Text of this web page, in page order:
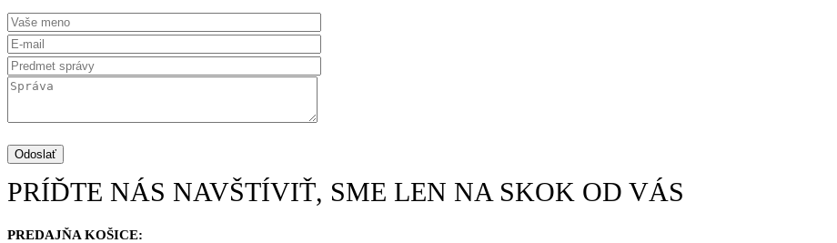
PRÍĎTE NÁS NAVŠTÍVIŤ, SME LEN NA SKOK OD VÁS
PREDAJŇA KOŠICE: